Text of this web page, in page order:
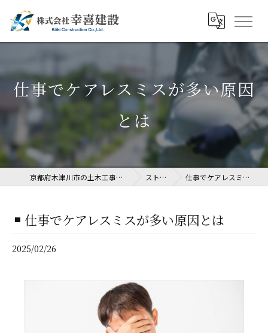
仕事でケアレスミスが多い原因
とは
京都府木津川市の土木工事なら株式会社幸喜建設 ストーリー 仕事でケアレスミスが多い原因とは
仕事でケアレスミスが多い原因とは
2025/02/26